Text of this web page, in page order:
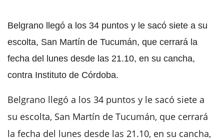
Belgrano llegó a los 34 puntos y le sacó siete a su
escolta, San Martín de Tucumán, que cerrará la
fecha del lunes desde las 21.10, en su cancha,
contra Instituto de Córdoba.
Belgrano llegó a los 34 puntos y le sacó siete a
su escolta, San Martín de Tucumán, que cerrará
la fecha del lunes desde las 21.10, en su cancha,